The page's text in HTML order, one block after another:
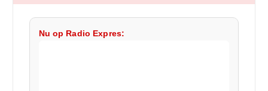
Nu op Radio Expres: